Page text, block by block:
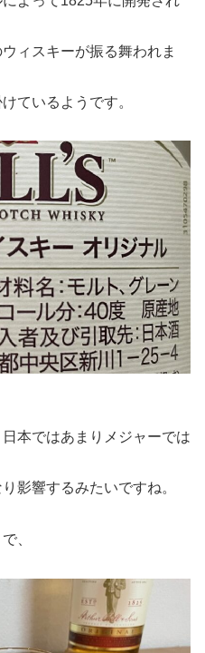
ィスキーが振る舞われま
ているようです。
本ではあまりメジャーでは
影響するみたいですね。
で、